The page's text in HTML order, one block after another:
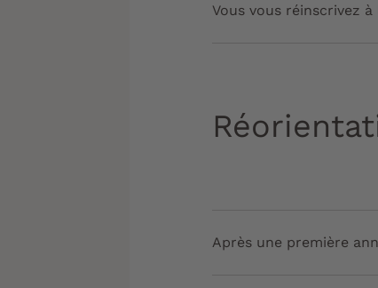
Vous vous réinscrivez
Après une première